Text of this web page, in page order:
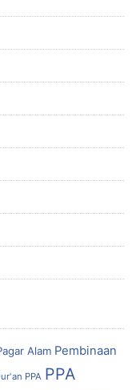
Alam Pembinaan
PPA PPA